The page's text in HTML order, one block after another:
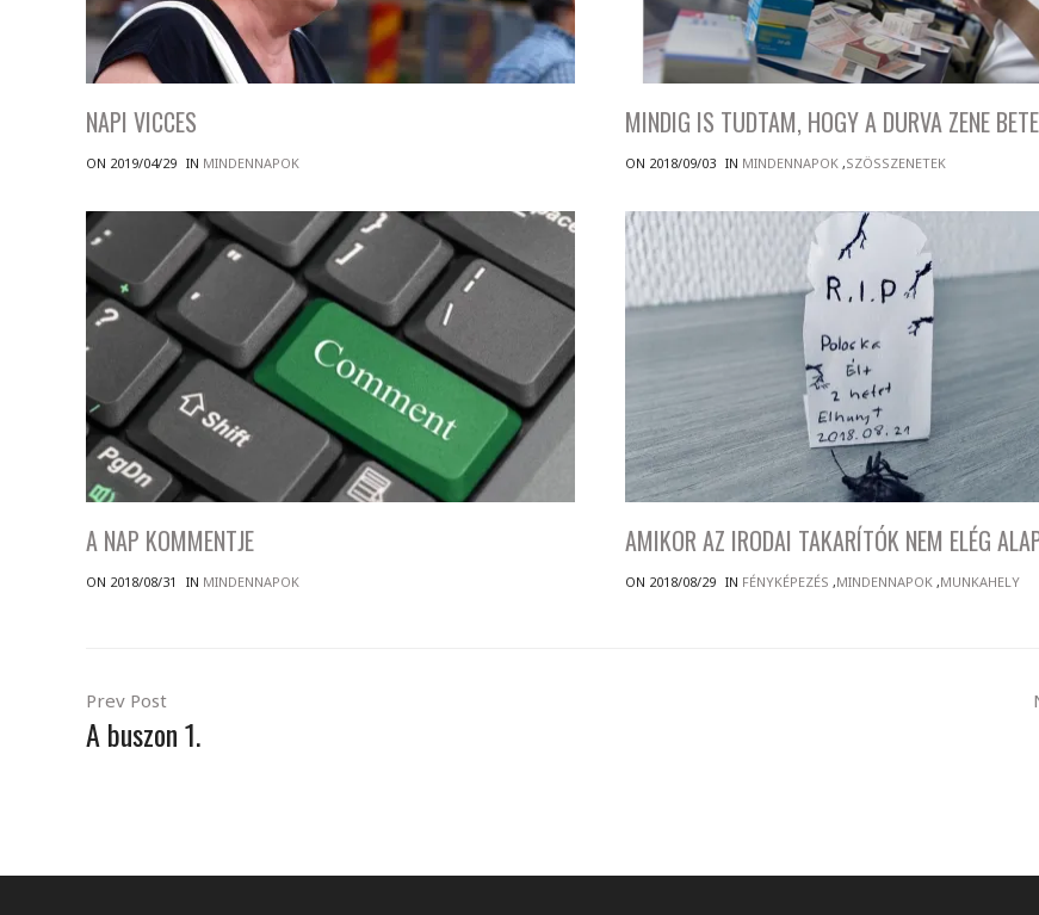
NAPI VICCES
ON 2019/04/29 IN MINDENNAPOK
MINDIG IS TUDTAM, HOGY A DURVA ZENE
ON 2018/09/03 IN MINDENNAPOK ,SZÖSSZENETEK
A NAP KOMMENTJE
ON 2018/08/31 IN MINDENNAPOK
AMIKOR AZ IRODAI TAKARÍTÓK NEM ELÉG
ON 2018/08/29 IN FÉNYKÉPEZÉS ,MINDENNAPOK ,MUNKAHELY
Prev Post
A buszon 1.